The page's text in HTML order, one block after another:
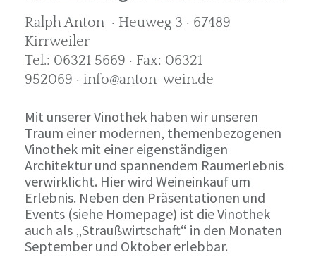
Ralph Anton · Heuweg 3 · 67489
Kirrweiler
Tel.: 06321 5669 · Fax: 06321
952069 · info@anton-wein.de
Mit unserer Vinothek haben wir unseren
Traum einer modernen, themenbezogenen
Vinothek mit einer eigenständigen
Architektur und spannendem Raumerlebnis
verwirklicht. Hier wird Weineinkauf um
Erlebnis. Neben den Präsentationen und
Events (siehe Homepage) ist die Vinothek
auch als „Straußwirtschaft“ in den Monaten
September und Oktober erlebbar.